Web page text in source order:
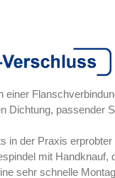
Dichtung, passender
in der Praxis
mit Handknauf,
sehr schnelle